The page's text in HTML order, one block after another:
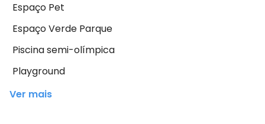
Espaço Pet
Espaço Verde Parque
Piscina semi-olímpica
Playground
Ver mais